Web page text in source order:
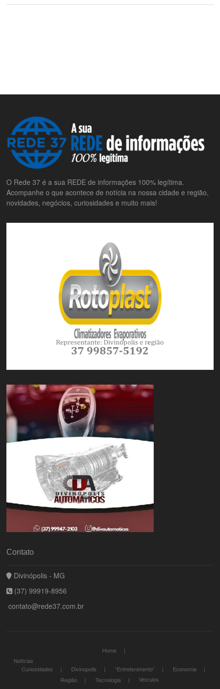
O Rede 37 é a sua REDE de informações 100% legítima.
Acompanhe o que acontece de notícia na nossa cidade e região,
novidades, negócios, curiosidades e muito mais!
Contato
Divinópolis - MG
(37) 99919-8956
contato@rede37.com.br
Home
Notícias
Curiosidades
Divinopolis “Entretenimento”
Economia
Região
Tecnologia Veículos